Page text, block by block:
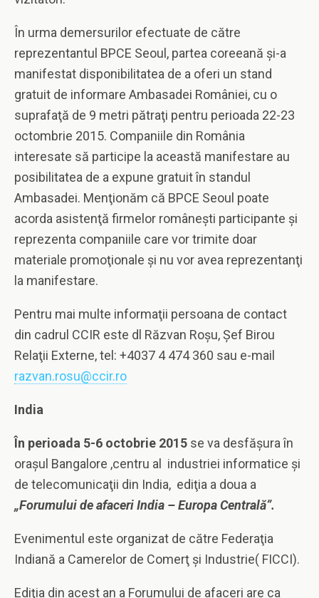
În urma demersurilor efectuate de către
reprezentantul BPCE Seoul, partea coreeană şi-a
manifestat disponibilitatea de a oferi un stand
gratuit de informare Ambasadei României, cu o
suprafaţă de 9 metri pătraţi pentru perioada 22-23
octombrie 2015. Companiile din România
interesate să participe la această manifestare au
posibilitatea de a expune gratuit în standul
Ambasadei. Menţionăm că BPCE Seoul poate
acorda asistenţă firmelor româneşti participante şi
reprezenta companiile care vor trimite doar
materiale promoţionale şi nu vor avea reprezentanţi
la manifestare.
Pentru mai multe informaţii persoana de contact
din cadrul CCIR este dl Răzvan Roşu, Şef Birou
Relaţii Externe, tel: +4037 4 474 360 sau e-mail
razvan.rosu@ccir.ro
India
În perioada 5-6 octobrie 2015 se va desfăşura în
oraşul Bangalore ,centru al industriei informatice şi
de telecomunicaţii din India, ediţia a doua a
„Forumului de afaceri India – Europa Centrală”.
Evenimentul este organizat de către Federaţia
Indiană a Camerelor de Comerţ şi Industrie( FICCI).
Ediţia din acest an a Forumului de afaceri are ca